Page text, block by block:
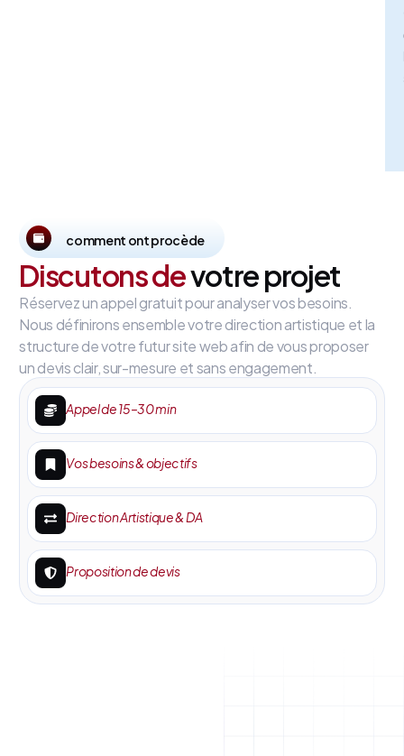
comment ont procède
Discutons devotre projet
Réservez un appel gratuit pour analyser vos besoins.
Nous définirons ensemble votre direction artistique et la
structure de votre futur site web afin de vous proposer
un devis clair, sur-mesure et sans engagement.
Appel de 15–30 min
Vos besoins & objectifs
Direction Artistique & DA
Proposition de devis